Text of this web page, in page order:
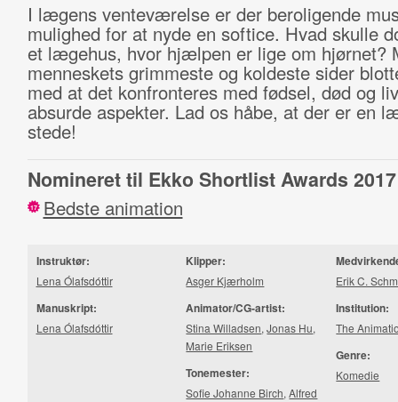
I lægens venteværelse er der beroligende
mulighed for at nyde en softice. Hvad skulle
et lægehus, hvor hjælpen er lige om hjørnet?
menneskets grimmeste og koldeste sider
med at det konfronteres med fødsel, død og
absurde aspekter. Lad os håbe, at der er en
stede!
Nomineret til Ekko Shortlist Awards 2017
17 Bedste animation
Instruktør:
Lena Ólafsdóttir
Manuskript:
Lena Ólafsdóttir
Klipper:
Asger Kjærholm
Animator/CG-artist:
Stina Willadsen,Jonas Hu,
Marie Eriksen
Tonemester:
Sofie Johanne Birch,Alfred
Erik C.
Institution:
The
Genre:
Komedie